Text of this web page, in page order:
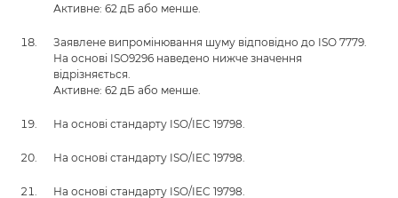
Активне: 62 дБ або менше.
Заявлене випромінювання шуму відповідно до ISO 7779.
На основі ISO9296 наведено нижче значення
відрізняється.
Активне: 62 дБ або менше.
На основі стандарту ISO/IEC 19798.
На основі стандарту ISO/IEC 19798.
На основі стандарту ISO/IEC 19798.